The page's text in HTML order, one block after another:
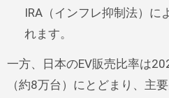
IRA（インフレ抑制法）に
れます。
一方、日本のEV販売比率は
（約8万台）にとどまり、主